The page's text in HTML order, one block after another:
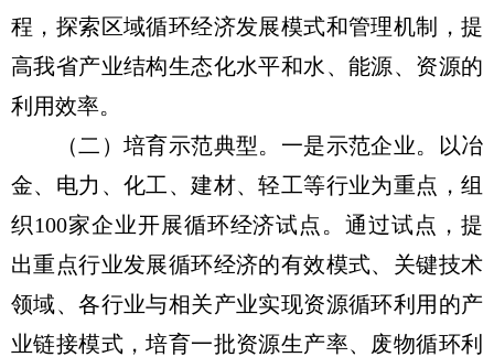
程，探索区域循环经济发展模式和管理机制，提
高我省产业结构生态化水平和水、能源、资源的
利用效率。
（二）培育示范典型。一是示范企业。以冶
金、电力、化工、建材、轻工等行业为重点，组
织100家企业开展循环经济试点。通过试点，提
出重点行业发展循环经济的有效模式、关键技术
领域、各行业与相关产业实现资源循环利用的产
业链接模式，培育一批资源生产率、废物循环利